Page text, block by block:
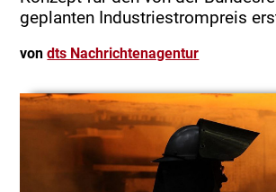
geplanten Industriestrompreis
vondts Nachrichtenagentur